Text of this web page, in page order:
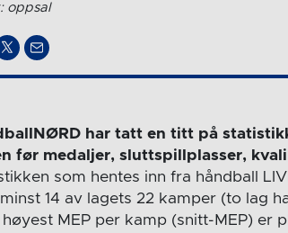
oppsal
har tatt en titt på
før medaljer, sluttspillplasser,
som hentes inn fra håndball
14 av lagets 22 kamper (to lag
MEP per kamp (snitt-MEP) er